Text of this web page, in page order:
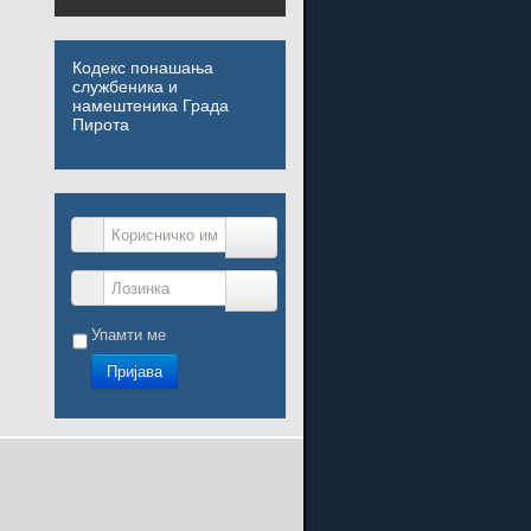
Кодекс понашања
службеника и
намештеника Града
Пирота
Корисничко име
Лозинка
Упамти ме
Пријава